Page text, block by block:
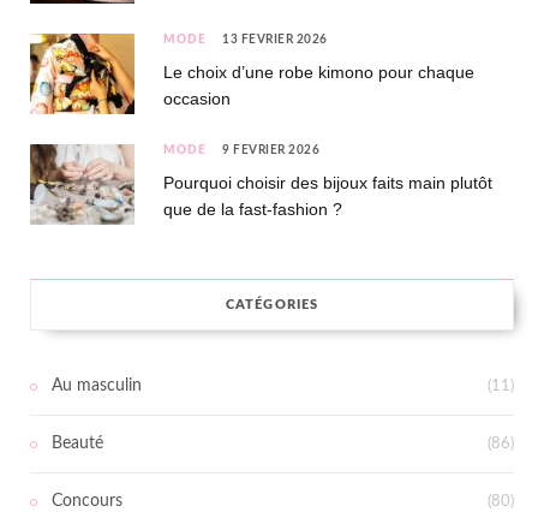
MODE 13 FÉVRIER 2026
Le choix d’une robe kimono pour chaque
occasion
MODE 9 FÉVRIER 2026
Pourquoi choisir des bijoux faits main plutôt
que de la fast-fashion ?
CATÉGORIES
Au masculin (11)
Beauté (86)
Concours (80)